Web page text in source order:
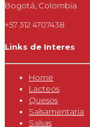
Bogotá, Colombia
+57 312 4707438
Links de Interes
Home
Lacteos
Quesos
Salsamentaria
Salsas